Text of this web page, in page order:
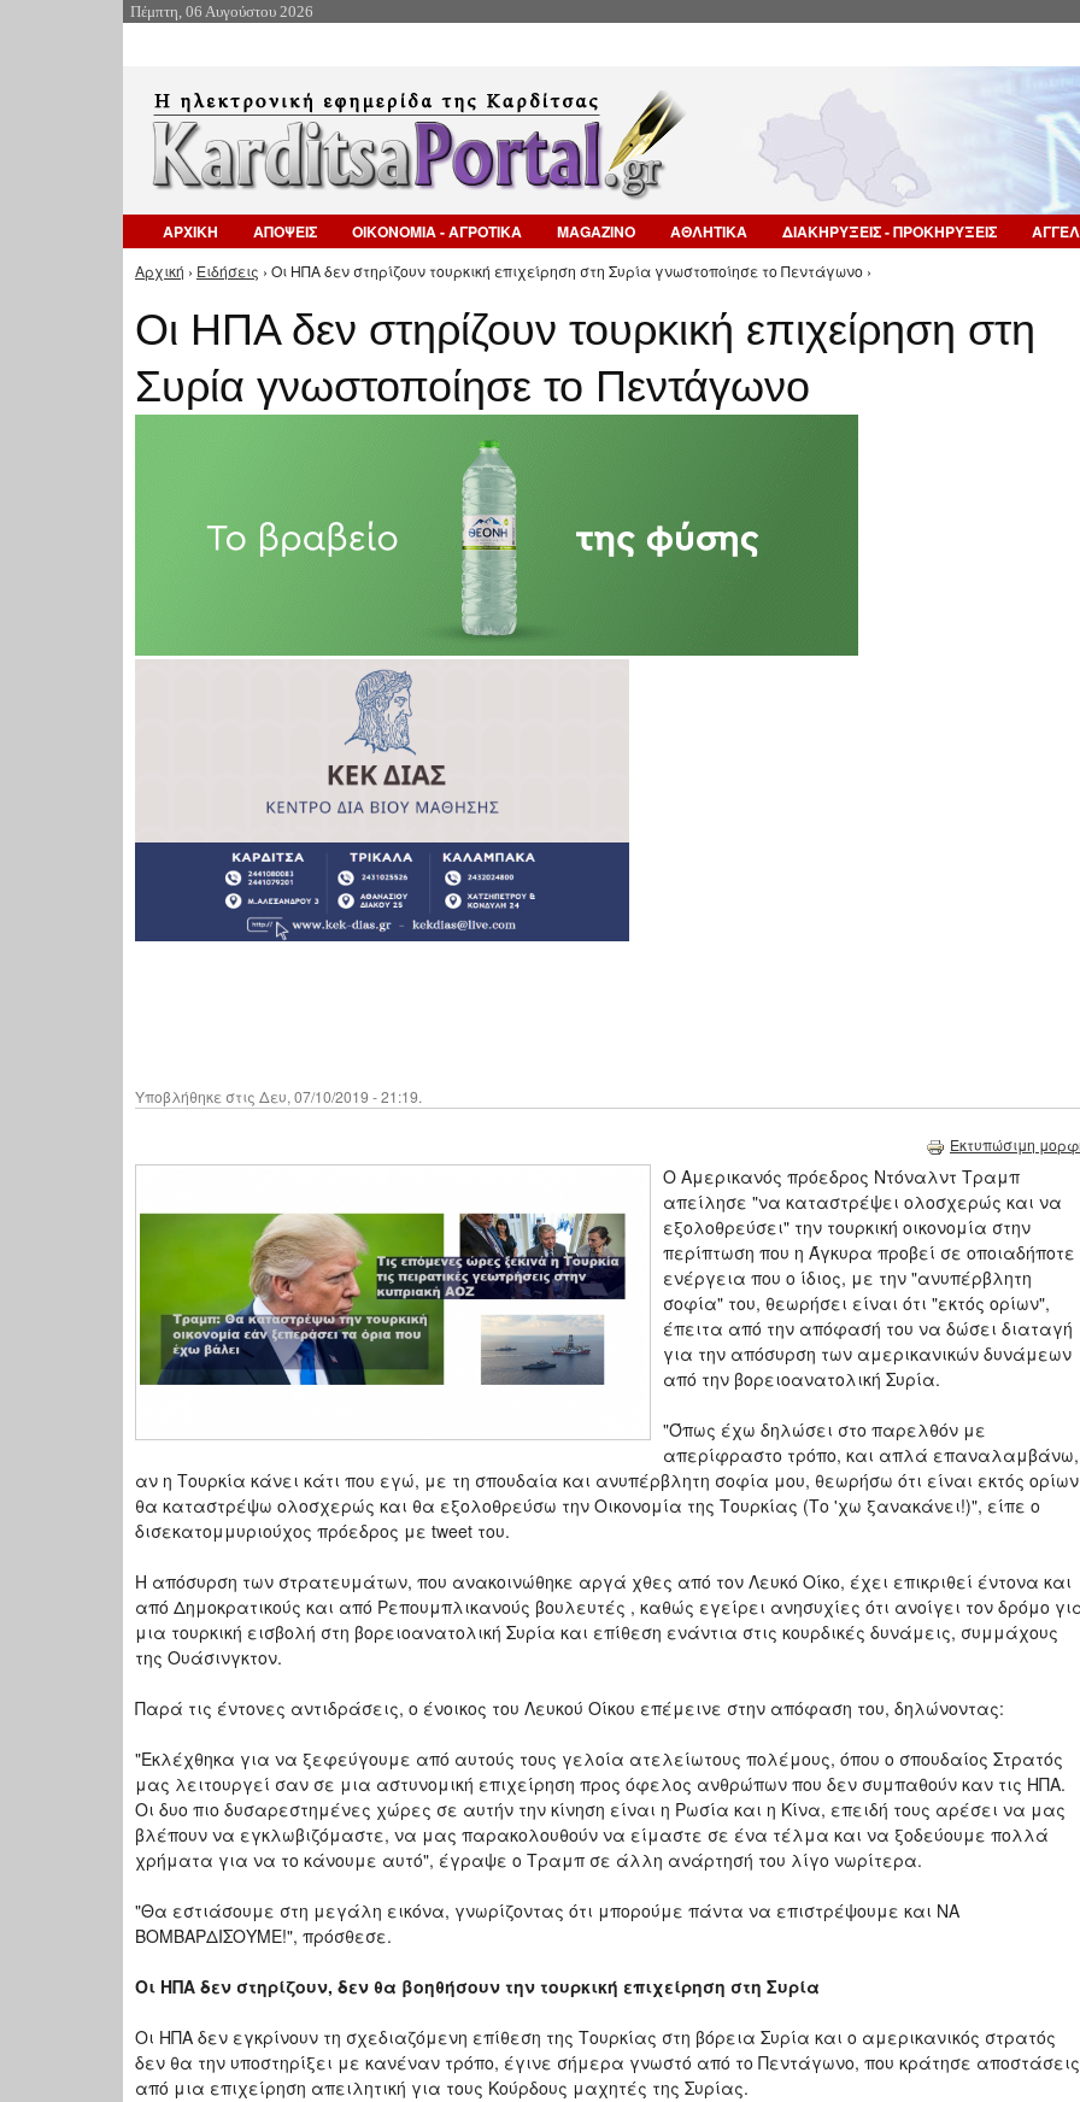
Πέμπτη, 06 Αυγούστου 2026
ΑΡΧΙΚΗ ΑΠΟΨΕΙΣ ΟΙΚΟΝΟΜΙΑ - ΑΓΡΟΤΙΚΑ MAGAZINO ΑΘΛΗΤΙΚΑ ΔΙΑΚΗΡΥΞΕΙΣ - ΠΡΟΚΗΡΥΞΕΙΣ
Είστε εδώ
Αρχική › Ειδήσεις › Οι ΗΠΑ δεν στηρίζουν τουρκική επιχείρηση στη Συρία γνωστοποίησε το Πεντάγωνο ›
Οι ΗΠΑ δεν στηρίζουν τουρκική επιχείρηση στη
Συρία γνωστοποίησε το Πεντάγωνο
Υποβλήθηκε στις Δευ, 07/10/2019 - 21:19.
Εκτυπώσιμη
Ο Αμερικανός πρόεδρος Ντόναλντ Τραμπ
απείλησε "να καταστρέψει ολοσχερώς και να
εξολοθρεύσει" την τουρκική οικονομία στην
περίπτωση που η Άγκυρα προβεί σε οποιαδήποτε
ενέργεια που ο ίδιος, με την "ανυπέρβλητη
σοφία" του, θεωρήσει είναι ότι "εκτός ορίων",
έπειτα από την απόφασή του να δώσει διαταγή
για την απόσυρση των αμερικανικών δυνάμεων
από την βορειοανατολική Συρία.
"Όπως έχω δηλώσει στο παρελθόν με
απερίφραστο τρόπο, και απλά επαναλαμβάνω,
αν η Τουρκία κάνει κάτι που εγώ, με τη σπουδαία και ανυπέρβλητη σοφία μου, θεωρήσω ότι είναι εκτός
θα καταστρέψω ολοσχερώς και θα εξολοθρεύσω την Οικονομία της Τουρκίας (Το 'χω ξανακάνει!)", είπε ο
δισεκατομμυριούχος πρόεδρος με tweet του.
Η απόσυρση των στρατευμάτων, που ανακοινώθηκε αργά χθες από τον Λευκό Οίκο, έχει επικριθεί έντονα και
από Δημοκρατικούς και από Ρεπουμπλικανούς βουλευτές , καθώς εγείρει ανησυχίες ότι ανοίγει τον δρόμο
μια τουρκική εισβολή στη βορειοανατολική Συρία και επίθεση ενάντια στις κουρδικές δυνάμεις, συμμάχους
της Ουάσινγκτον.
Παρά τις έντονες αντιδράσεις, ο ένοικος του Λευκού Οίκου επέμεινε στην απόφαση του, δηλώνοντας:
"Εκλέχθηκα για να ξεφεύγουμε από αυτούς τους γελοία ατελείωτους πολέμους, όπου ο σπουδαίος Στρατός
μας λειτουργεί σαν σε μια αστυνομική επιχείρηση προς όφελος ανθρώπων που δεν συμπαθούν καν τις ΗΠΑ.
Οι δυο πιο δυσαρεστημένες χώρες σε αυτήν την κίνηση είναι η Ρωσία και η Κίνα, επειδή τους αρέσει να μας
βλέπουν να εγκλωβιζόμαστε, να μας παρακολουθούν να είμαστε σε ένα τέλμα και να ξοδεύουμε πολλά
χρήματα για να το κάνουμε αυτό", έγραψε ο Τραμπ σε άλλη ανάρτησή του λίγο νωρίτερα.
"Θα εστιάσουμε στη μεγάλη εικόνα, γνωρίζοντας ότι μπορούμε πάντα να επιστρέψουμε και ΝΑ
ΒΟΜΒΑΡΔΙΣΟΥΜΕ!", πρόσθεσε.
Οι ΗΠΑ δεν στηρίζουν, δεν θα βοηθήσουν την τουρκική επιχείρηση στη Συρία
Οι ΗΠΑ δεν εγκρίνουν τη σχεδιαζόμενη επίθεση της Τουρκίας στη βόρεια Συρία και ο αμερικανικός στρατός
δεν θα την υποστηρίξει με κανέναν τρόπο, έγινε σήμερα γνωστό από το Πεντάγωνο, που κράτησε αποστάσεις
από μια επιχείρηση απειλητική για τους Κούρδους μαχητές της Συρίας.